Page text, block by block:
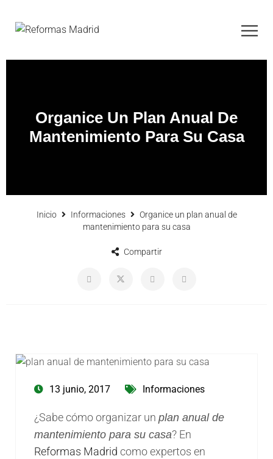
Organice Un Plan Anual De
Mantenimiento Para Su Casa
Inicio Informaciones
Organice un plan anual de
mantenimiento para su casa
Compartir
13 junio, 2017 Informaciones
¿Sabe cómo organizar un plan anual de
mantenimiento para su casa? En
Reformas Madrid como expertos en